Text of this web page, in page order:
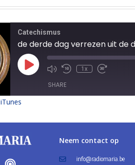
Catechismus
de derde dag verrezen uit de
1x
SHARE
iTunes
Neem contact op
info@radiomaria.be